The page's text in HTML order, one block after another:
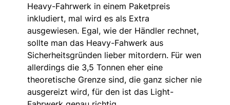
Heavy-Fahrwerk in einem Paketpreis
inkludiert, mal wird es als Extra
ausgewiesen. Egal, wie der Händler rechnet,
sollte man das Heavy-Fahwerk aus
Sicherheitsgründen lieber mitordern. Für wen
allerdings die 3,5 Tonnen eher eine
theoretische Grenze sind, die ganz sicher nie
ausgereizt wird, für den ist das Light-